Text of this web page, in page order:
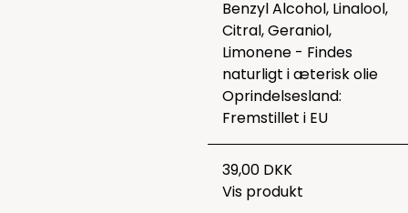
Benzyl Alcohol, Linalool,
Citral, Geraniol,
Limonene - Findes
naturligt i æterisk olie
Oprindelsesland:
Fremstillet i EU
39,00 DKK
Vis produkt